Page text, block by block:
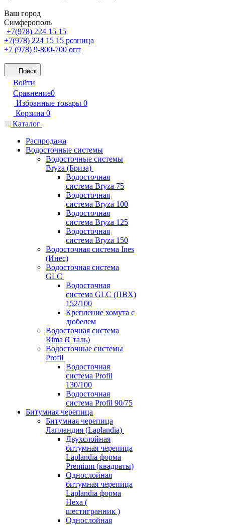
Ваш город
Симферополь
+7(978) 224 15 15
+7(978) 224 15 15 розница
+7 (978) 9-800-700 опт
Поиск
Войти
Сравнение0
Избранные товары 0
Корзина 0
Каталог
Распродажа
Водосточные системы
Водосточные системы
Bryza (Бриза)
Водосточная
система Bryza 75
Водосточная
система Bryza 100
Водосточная
система Bryza 125
Водосточная
система Bryza 150
Водосточная система Ines
(Инес)
Водосточная система
GLC
Водосточная
система GLC (ПВХ)
152/100
Крепление хомута с
дюбелем
Водосточная система
Rima (Сталь)
Водосточные системы
Profil
Водосточная
система Profil
130/100
Водосточная
система Profil 90/75
Битумная черепица
Битумная черепица
Лапландия (Laplandia)
Двухслойная
битумная черепица
Laplandia форма
Premium (квадраты)
Однослойная
битумная черепица
Laplandia форма
Hexa (
шестигранник )
Однослойная